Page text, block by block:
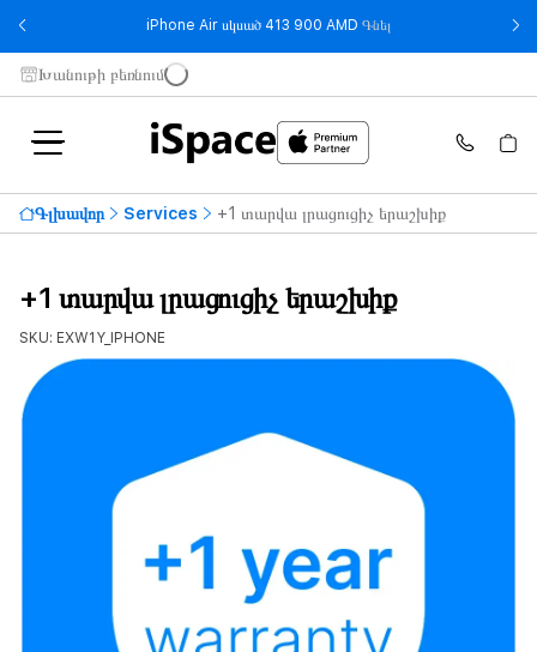
iPhone Air սկսած 413 900 AMD Գնել - iPhone Air սկսած
Խանութի բեռնում
Գլխավոր Services +1 տարվա լրացուցիչ երաշխիք
+1 տարվա լրացուցիչ երաշխիք
SKU: EXW1Y_IPHONE